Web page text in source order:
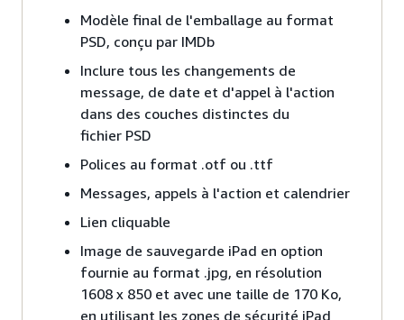
Modèle final de l'emballage au format
PSD, conçu par IMDb
Inclure tous les changements de
message, de date et d'appel à l'action
dans des couches distinctes du
fichier PSD
Polices au format .otf ou .ttf
Messages, appels à l'action et calendrier
Lien cliquable
Image de sauvegarde iPad en option
fournie au format .jpg, en résolution
1608 x 850 et avec une taille de 170 Ko,
en utilisant les zones de sécurité iPad